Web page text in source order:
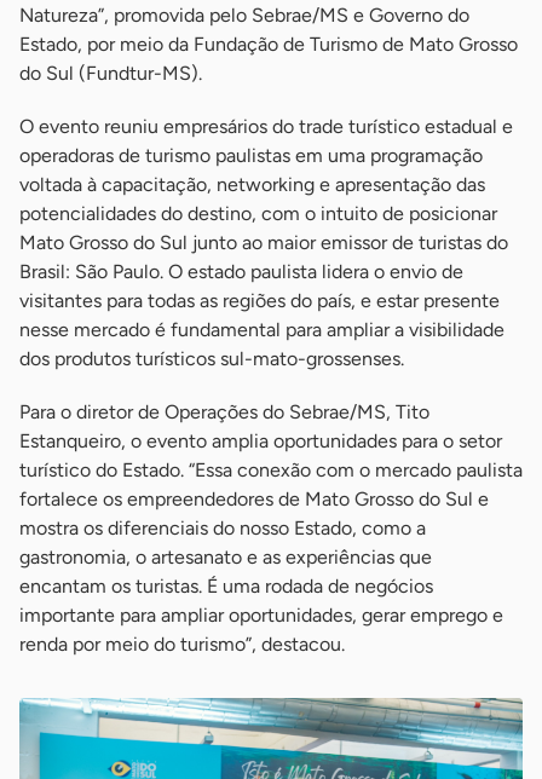
Natureza”, promovida pelo Sebrae/MS e Governo do
Estado, por meio da Fundação de Turismo de Mato Grosso
do Sul (Fundtur-MS).
O evento reuniu empresários do trade turístico estadual e
operadoras de turismo paulistas em uma programação
voltada à capacitação, networking e apresentação das
potencialidades do destino, com o intuito de posicionar
Mato Grosso do Sul junto ao maior emissor de turistas do
Brasil: São Paulo. O estado paulista lidera o envio de
visitantes para todas as regiões do país, e estar presente
nesse mercado é fundamental para ampliar a visibilidade
dos produtos turísticos sul-mato-grossenses.
Para o diretor de Operações do Sebrae/MS, Tito
Estanqueiro, o evento amplia oportunidades para o setor
turístico do Estado. “Essa conexão com o mercado paulista
fortalece os empreendedores de Mato Grosso do Sul e
mostra os diferenciais do nosso Estado, como a
gastronomia, o artesanato e as experiências que
encantam os turistas. É uma rodada de negócios
importante para ampliar oportunidades, gerar emprego e
renda por meio do turismo”, destacou.